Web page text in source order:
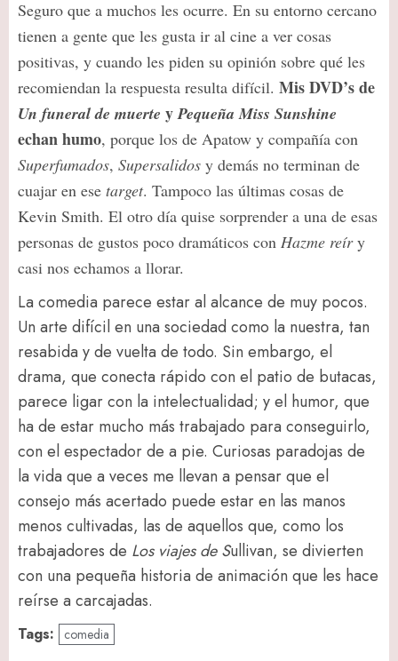
Seguro que a muchos les ocurre. En su entorno cercano
tienen a gente que les gusta ir al cine a ver cosas
positivas, y cuando les piden su opinión sobre qué les
recomiendan la respuesta resulta difícil. Mis DVD’s de
Un funeral de muerte yPequeña Miss Sunshine
echan humo, porque los de Apatow y compañía con
Superfumados, Supersalidos y demás no terminan de
cuajar en ese target. Tampoco las últimas cosas de
Kevin Smith. El otro día quise sorprender a una de esas
personas de gustos poco dramáticos con Hazme reíry
casi nos echamos a llorar.
La comedia parece estar al alcance de muy pocos.
Un arte difícil en una sociedad como la nuestra, tan
resabida y de vuelta de todo. Sin embargo, el
drama, que conecta rápido con el patio de butacas,
parece ligar con la intelectualidad; y el humor, que
ha de estar mucho más trabajado para conseguirlo,
con el espectador de a pie. Curiosas paradojas de
la vida que a veces me llevan a pensar que el
consejo más acertado puede estar en las manos
menos cultivadas, las de aquellos que, como los
trabajadores de Los viajes de Sullivan, se divierten
con una pequeña historia de animación que les hace
reírse a carcajadas.
Tags: comedia